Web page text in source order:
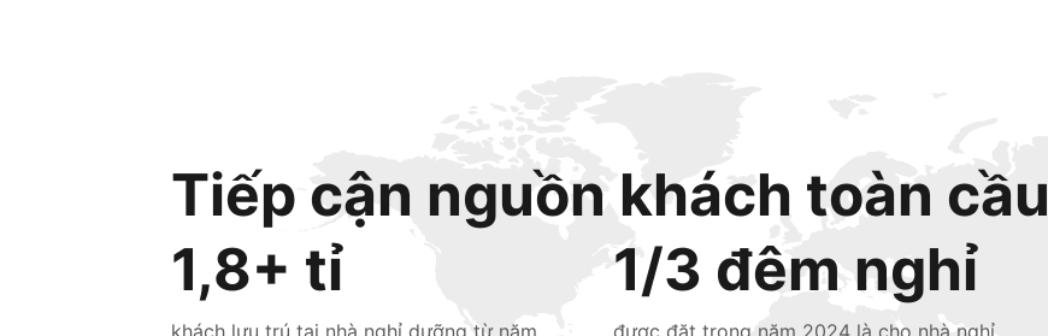
Tiếp cận nguồn khách toàn cầu
1,8+ tỉ
khách lưu trú tại nhà nghỉ dưỡng từ năm
1/3 đêm nghỉ
được đặt trong năm 2024 là cho nhà nghỉ